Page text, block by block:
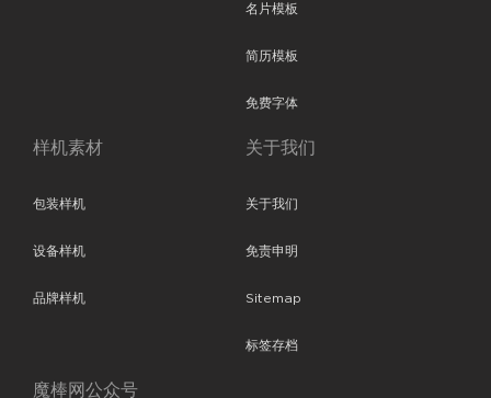
名片模板
简历模板
免费字体
样机素材
包装样机
设备样机
品牌样机
关于我们
关于我们
免责申明
Sitemap
标签存档
魔棒网公众号